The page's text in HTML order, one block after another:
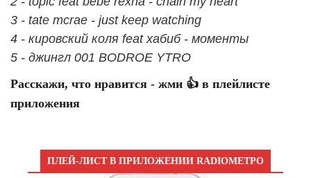
3 - tate mcrae - just keep watching
4 - кировский коля feat хабиб - моменты
5 - джингл 001 BODROE YTRO
Расскажи, что нравится - жми 👍 в плейлисте
приложения
ПЛЕЙ-ЛИСТ В ПРИЛОЖЕНИИ RADIOМЕТРО